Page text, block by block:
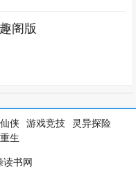
阁版
侠 游戏竞技
灵异探险
生
读书网